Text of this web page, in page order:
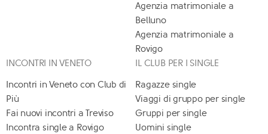
Agenzia matrimoniale a
Belluno
Agenzia matrimoniale a
Rovigo
INCONTRI IN VENETO
Incontri in Veneto con Club di
Più
Fai nuovi incontri a Treviso
Incontra single a Rovigo
IL CLUB PER I SINGLE
Ragazze single
Viaggi di gruppo per single
Gruppi per single
Uomini single